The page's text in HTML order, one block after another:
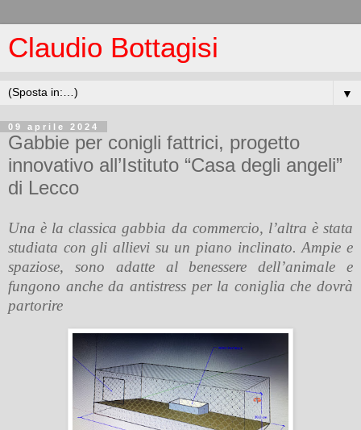
Claudio Bottagisi
▼
09 aprile 2024
Gabbie per conigli fattrici, progetto
innovativo all’Istituto “Casa degli angeli”
di Lecco
Una è la classica gabbia da commercio, l’altra è stata
studiata con gli allievi su un piano inclinato. Ampie e
spaziose, sono adatte al benessere dell’animale e
fungono anche da antistress per la coniglia che dovrà
partorire